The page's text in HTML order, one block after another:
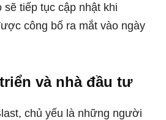
tiếp tục cập nhật khi
công bố ra mắt vào ngày
và nhà đầu tư
chủ yếu là những người